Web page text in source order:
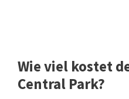
Wie viel kostet
Central Park?